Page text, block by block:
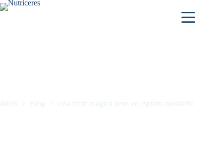
Inicio Blog
Una tarde mágica llena de espíritu navideño